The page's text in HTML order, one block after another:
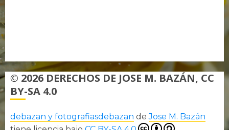
© 2026 DERECHOS DE JOSE M. BAZÁN, CC
BY-SA 4.0
debazan y fotografiasdebazan deJose M. Bazán